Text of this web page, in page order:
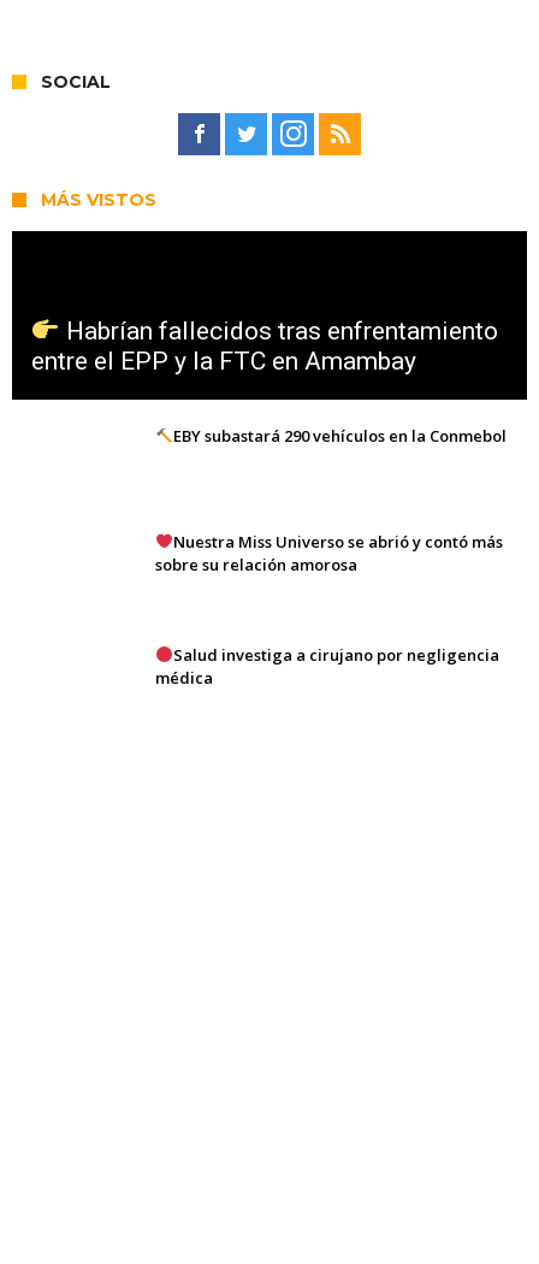
SOCIAL
MÁS VISTOS
Habrían fallecidos tras enfrentamiento
entre el EPP y la FTC en Amambay
EBY subastará 290 vehículos en la Conmebol
Nuestra Miss Universo se abrió y contó más
sobre su relación amorosa
Salud investiga a cirujano por negligencia
médica